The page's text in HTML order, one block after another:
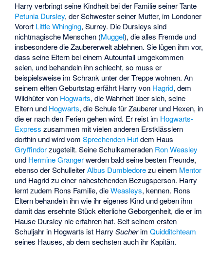
Harry verbringt seine Kindheit bei der Familie seiner Tante
Petunia Dursley, der Schwester seiner Mutter, im Londoner
Vorort Little Whinging, Surrey. Die Dursleys sind
nichtmagische Menschen (Muggel), die alles Fremde und
insbesondere die Zaubererwelt ablehnen. Sie lügen ihm vor,
dass seine Eltern bei einem Autounfall umgekommen
seien, und behandeln ihn schlecht, so muss er
beispielsweise im Schrank unter der Treppe wohnen. An
seinem elften Geburtstag erfährt Harry von Hagrid, dem
Wildhüter von Hogwarts, die Wahrheit über sich, seine
Eltern und Hogwarts, die Schule für Zauberer und Hexen, in
die er nach den Ferien gehen wird. Er reist im Hogwarts-
Express zusammen mit vielen anderen Erstklässlern
dorthin und wird vomSprechenden Hutdem Haus
Gryffindorzugeteilt. Seine Schulkameraden Ron Weasley
und Hermine Grangerwerden bald seine besten Freunde,
ebenso der SchulleiterAlbus Dumbledorezu einem Mentor
und Hagrid zu einer nahestehenden Bezugsperson. Harry
lernt zudem Rons Familie, dieWeasleys, kennen. Rons
Eltern behandeln ihn wie ihr eigenes Kind und geben ihm
damit das ersehnte Stück elterliche Geborgenheit, die er im
Hause Dursley nie erfahren hat. Seit seinem ersten
Schuljahr in Hogwarts ist HarrySucherimQuidditchteam
seines Hauses, ab dem sechsten auch ihr Kapitän.